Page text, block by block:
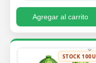
Agregar al carrito
STOCK 100U